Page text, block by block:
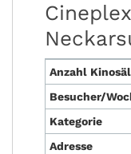
Anzahl
Besucher/
Kategorie
Adresse